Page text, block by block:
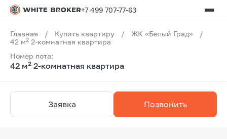
+7 499 707-77-63
Главная / Купить квартиру / ЖК «Белый Град»
/
42 м2 2-комнатная квартира
Номер лота:
42 м2 2-комнатная квартира
Заявка Позвонить